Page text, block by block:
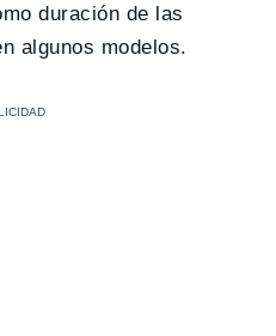
duración de las
algunos modelos.